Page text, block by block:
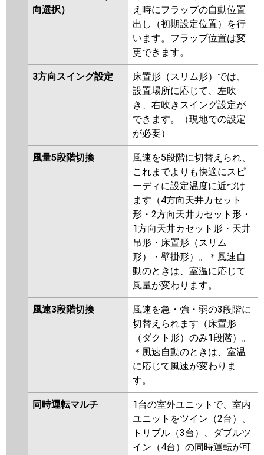
向選択）
え時にフラップの自動位置
出し（初期設定位置）を行
います。フラップ位置は変
更できます。
3方向スイング設定
床置形（スリム形）では、
設置場所に応じて、左吹
き、右吹きスイング設定が
できます。（現地での設定
が必要）
風量5段階切換
風速を5段階に切替えられ、
これまでよりも快適にスピ
ーディに設定温度に近づけ
ます（4方向天井カセット
形・2方向天井カセット形・
1方向天井カセット形・天井
吊形・床置形（スリム
形）・壁掛形）。＊風速自
動のときは、室温に応じて
風量が変わります。
風速3段階切換
風速を急・強・弱の3段階に
切替えられます（床置形
（ダクト形）のみ1段階）。
＊風速自動のときは、室温
に応じて風速が変わりま
す。
同時運転マルチ
1台の室外ユニットで、室内
ユニットをツイン（2台）、
トリプル（3台）、ダブルツ
イン（4台）の同時運転が可